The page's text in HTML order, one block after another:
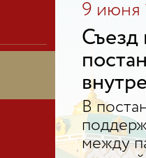
9 июня
Съезд
В
между